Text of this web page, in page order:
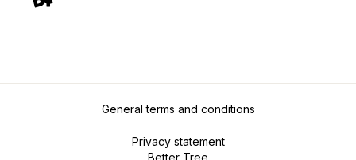
General terms and conditions
Privacy statement